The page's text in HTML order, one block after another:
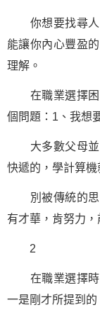
你想要找尋人
能讓你內心豐盈
理解。
在職業選擇困
個問題：1、我想
大多數父母並
快遞的，學計算機
別被傳統的思
有才華，肯努力，
2
在職業選擇時
一是剛才所提到的